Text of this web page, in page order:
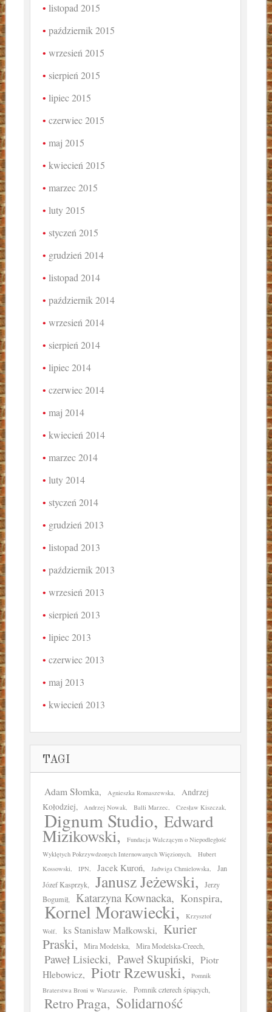
listopad 2015
październik 2015
wrzesień 2015
sierpień 2015
lipiec 2015
czerwiec 2015
maj 2015
kwiecień 2015
marzec 2015
luty 2015
styczeń 2015
grudzień 2014
listopad 2014
październik 2014
wrzesień 2014
sierpień 2014
lipiec 2014
czerwiec 2014
maj 2014
kwiecień 2014
marzec 2014
luty 2014
styczeń 2014
grudzień 2013
listopad 2013
październik 2013
wrzesień 2013
sierpień 2013
lipiec 2013
czerwiec 2013
maj 2013
kwiecień 2013
TAGI
Adam Słomka Agnieszka Romaszewska
Andrzej
Kołodziej
Andrzej Nowak Balli Marzec Czesław Kiszczak
Dignum Studio Edward
Mizikowski
Fundacja Walczącym o Niepodległość
Wyklętych Pokrzywdzonych Internowanych Więzionych
Hubert
Kossowski
IPN Jacek Kuroń Jadwiga Chmielowska
Jan
Józef Kasprzyk
Janusz Jeżewski
Jerzy
Bogumił
Katarzyna Kownacka Konspira
Kornel Morawiecki
Krzysztof
Wolf
ks Stanisław Małkowski
Kurier
Praski
Mira Modelska Mira Modelska-Creech
Paweł Lisiecki Paweł Skupiński
Piotr
Hlebowicz
Piotr Rzewuski
Pomnik
Braterstwa Broni w Warszawie
Pomnik czterech śpiących
Retro Praga Solidarność